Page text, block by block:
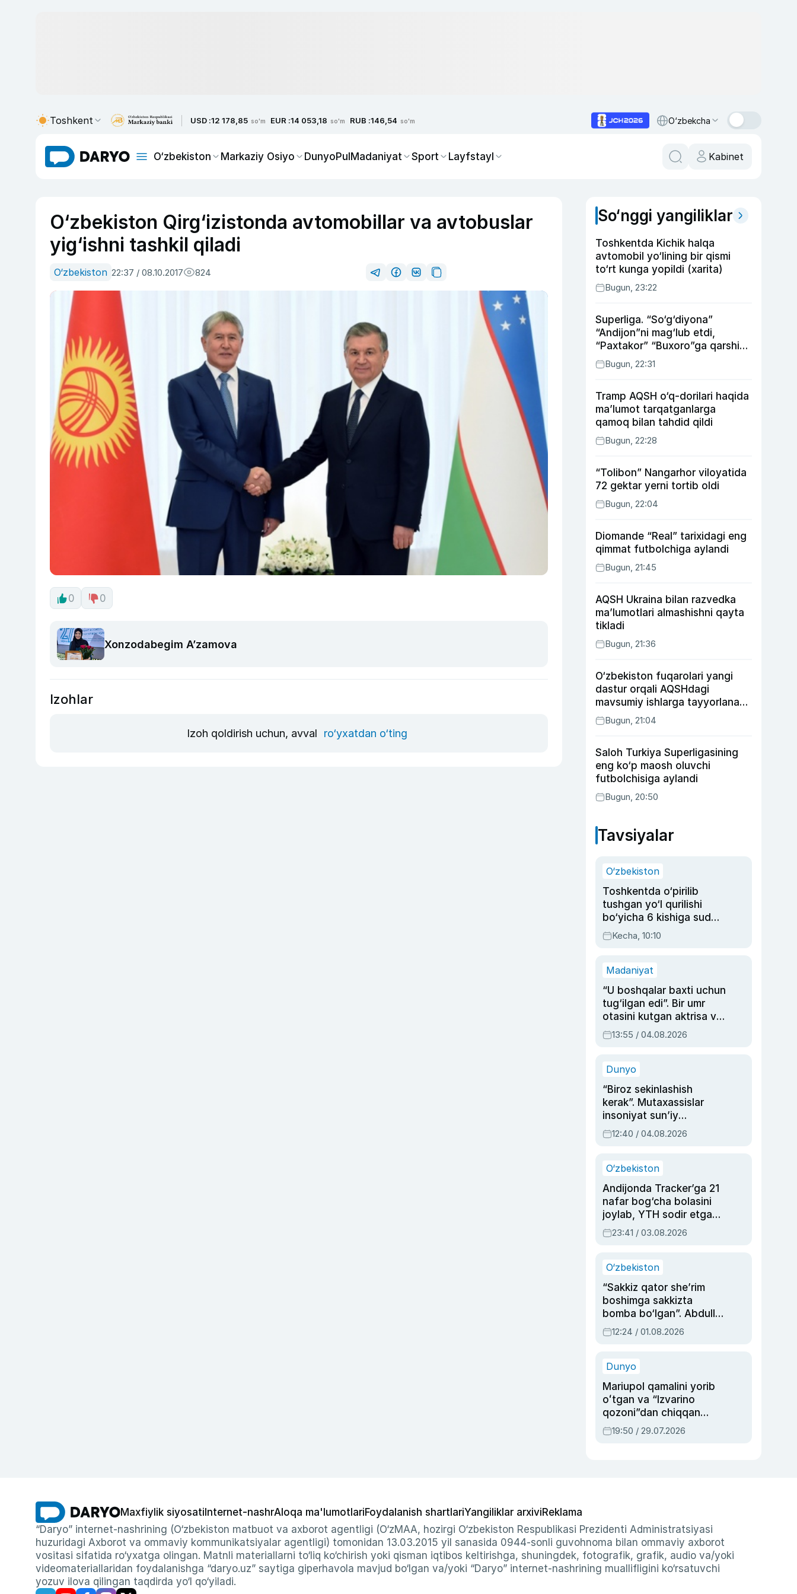
Toshkent USD :12 178,85 so'm EUR :14 053,18 so'm RUB :146,54 so'm O‘zbekcha
O‘zbekiston Markaziy Osiyo DunyoPulMadaniyat Sport Layfstayl Kabinet
O‘zbekiston Qirg‘izistonda avtomobillar va avtobuslar
yig‘ishni tashkil qiladi
O‘zbekiston 22:37 / 08.10.2017 824
0 0
Xonzodabegim A’zamova
Izohlar
Izoh qoldirish uchun, avval ro‘yxatdan o‘ting
So‘nggi yangiliklar
Toshkentda Kichik halqa
avtomobil yo‘lining bir qismi
to‘rt kunga yopildi (xarita)
Bugun, 23:22
Superliga. “So‘g‘diyona”
“Andijon”ni mag‘lub etdi,
“Paxtakor” “Buxoro”ga qarshi
bahsda g‘alabani qo‘ldan
chiqardi
Bugun, 22:31
Tramp AQSH o‘q-dorilari haqida
ma’lumot tarqatganlarga
qamoq bilan tahdid qildi
Bugun, 22:28
“Tolibon” Nangarhor viloyatida
72 gektar yerni tortib oldi
Bugun, 22:04
Diomande “Real” tarixidagi eng
qimmat futbolchiga aylandi
Bugun, 21:45
AQSH Ukraina bilan razvedka
ma’lumotlari almashishni qayta
tikladi
Bugun, 21:36
O‘zbekiston fuqarolari yangi
dastur orqali AQSHdagi
mavsumiy ishlarga tayyorlanadi
va joylashtiriladi
Bugun, 21:04
Saloh Turkiya Superligasining
eng ko‘p maosh oluvchi
futbolchisiga aylandi
Bugun, 20:50
Tavsiyalar
O‘zbekiston
Toshkentda o‘pirilib
tushgan yo‘l qurilishi
bo‘yicha 6 kishiga sud
hukmi o‘qildi
Kecha, 10:10
Madaniyat
“U boshqalar baxti uchun
tug‘ilgan edi”. Bir umr
otasini kutgan aktrisa va
dublyaj ustasi Rimma
Ahmedovaning
13:55 / 04.08.2026
Dunyo
“Biroz sekinlashish
kerak”. Mutaxassislar
insoniyat sun’iy
intellektni boshqara
olmay qolishidan xavotir
12:40 / 04.08.2026
O‘zbekiston
Andijonda Tracker’ga 21
nafar bog‘cha bolasini
joylab, YTH sodir etgan
ayolga sud hukmi o‘qildi
23:41 / 03.08.2026
O‘zbekiston
“Sakkiz qator she’rim
boshimga sakkizta
bomba bo‘lgan”. Abdulla
Oripovni siyosiy
ayblovlardan asrab
12:24 / 01.08.2026
Dunyo
Mariupol qamalini yorib
oʻtgan va “Izvarino
qozoni”dan chiqqan
qahramon — Ukraina
armiyasi bosh
19:50 / 29.07.2026
Maxfiylik siyosati Internet-nashrAloqa ma'lumotlariFoydalanish shartlariYangiliklar arxiviReklama
“Daryo” internet-nashrining (O‘zbekiston matbuot va axborot agentligi (O‘zMAA, hozirgi O‘zbekiston Respublikasi Prezidenti Administratsiyasi
huzuridagi Axborot va ommaviy kommunikatsiyalar agentligi) tomonidan 13.03.2015 yil sanasida 0944-sonli guvohnoma bilan ommaviy axborot
vositasi sifatida ro‘yxatga olingan. Matnli materiallarni to‘liq ko‘chirish yoki qisman iqtibos keltirishga, shuningdek, fotografik, grafik, audio va/yoki
videomateriallaridan foydalanishga “daryo.uz” saytiga giperhavola mavjud bo‘lgan va/yoki “Daryo” internet-nashrining muallifligini ko‘rsatuvchi
yozuv ilova qilingan taqdirda yo‘l qo‘yiladi.